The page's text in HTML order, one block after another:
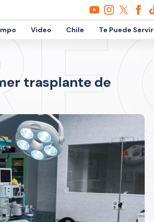
Video Chile Te Puede Servir
trasplante de